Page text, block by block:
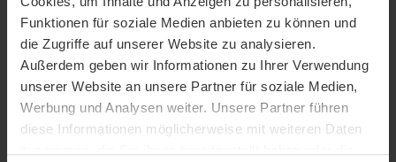
Funktionen für soziale Medien anbieten zu können und
die Zugriffe auf unserer Website zu analysieren.
Außerdem geben wir Informationen zu Ihrer Verwendung
unserer Website an unsere Partner für soziale Medien,
Werbung und Analysen weiter. Unsere Partner führen
diese Informationen möglicherweise mit weiteren Daten